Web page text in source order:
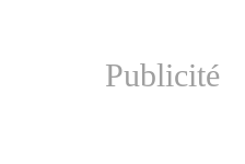
Publicité